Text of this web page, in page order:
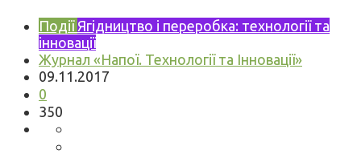
Події Ягідництво і переробка: технології та
інновації
Журнал «Напої. Технології та Інновації»
09.11.2017
0
350